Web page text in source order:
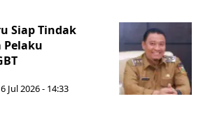
Siap Tindak
Pelaku
Jul 2026 - 14:33